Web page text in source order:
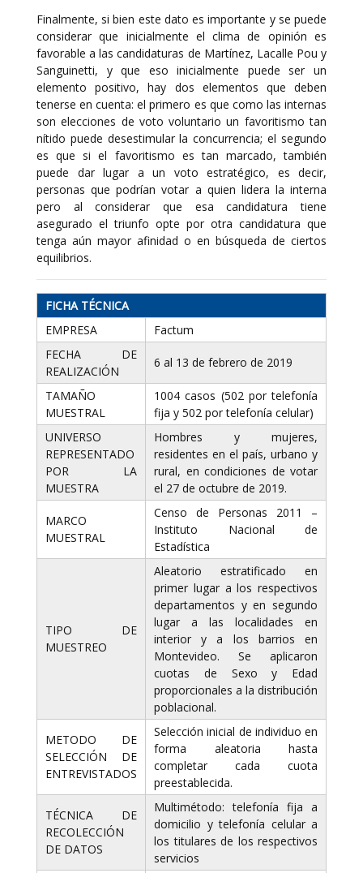
Finalmente, si bien este dato es importante y se puede
considerar que inicialmente el clima de opinión es
favorable a las candidaturas de Martínez, Lacalle Pou y
Sanguinetti, y que eso inicialmente puede ser un
elemento positivo, hay dos elementos que deben
tenerse en cuenta: el primero es que como las internas
son elecciones de voto voluntario un favoritismo tan
nítido puede desestimular la concurrencia; el segundo
es que si el favoritismo es tan marcado, también
puede dar lugar a un voto estratégico, es decir,
personas que podrían votar a quien lidera la interna
pero al considerar que esa candidatura tiene
asegurado el triunfo opte por otra candidatura que
tenga aún mayor afinidad o en búsqueda de ciertos
equilibrios.
FICHA TÉCNICA
EMPRESA
Factum
FECHA DE
REALIZACIÓN
6 al 13 de febrero de 2019
TAMAÑO
MUESTRAL
1004 casos (502 por telefonía
fija y 502 por telefonía celular)
UNIVERSO
REPRESENTADO
POR LA
MUESTRA
Hombres y mujeres,
residentes en el país, urbano y
rural, en condiciones de votar
el 27 de octubre de 2019.
MARCO
MUESTRAL
Censo de Personas 2011 –
Instituto Nacional de
Estadística
TIPO DE
MUESTREO
Aleatorio estratificado en
primer lugar a los respectivos
departamentos y en segundo
lugar a las localidades en
interior y a los barrios en
Montevideo. Se aplicaron
cuotas de Sexo y Edad
proporcionales a la distribución
poblacional.
METODO DE
SELECCIÓN DE
ENTREVISTADOS
Selección inicial de individuo en
forma aleatoria hasta
completar cada cuota
preestablecida.
TÉCNICA DE
RECOLECCIÓN
DE DATOS
Multimétodo: telefonía fija a
domicilio y telefonía celular a
los titulares de los respectivos
servicios